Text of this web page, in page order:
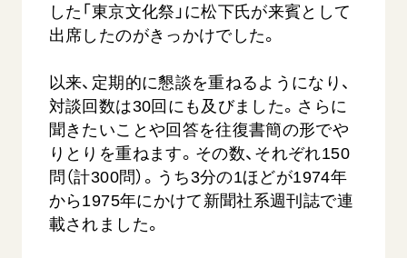
道府県中心会館
Soka Gakkai グローバルサイト
SGIピースサイト
SOKA PICKS すべて見る
した「東京文化祭」に松下氏が来賓として
出席したのがきっかけでした。
以来、定期的に懇談を重ねるようになり、
対談回数は30回にも及びました。さらに
聞きたいことや回答を往復書簡の形でや
りとりを重ねます。その数、それぞれ150
問（計300問）。うち3分の1ほどが1974年
から1975年にかけて新聞社系週刊誌で連
載されました。